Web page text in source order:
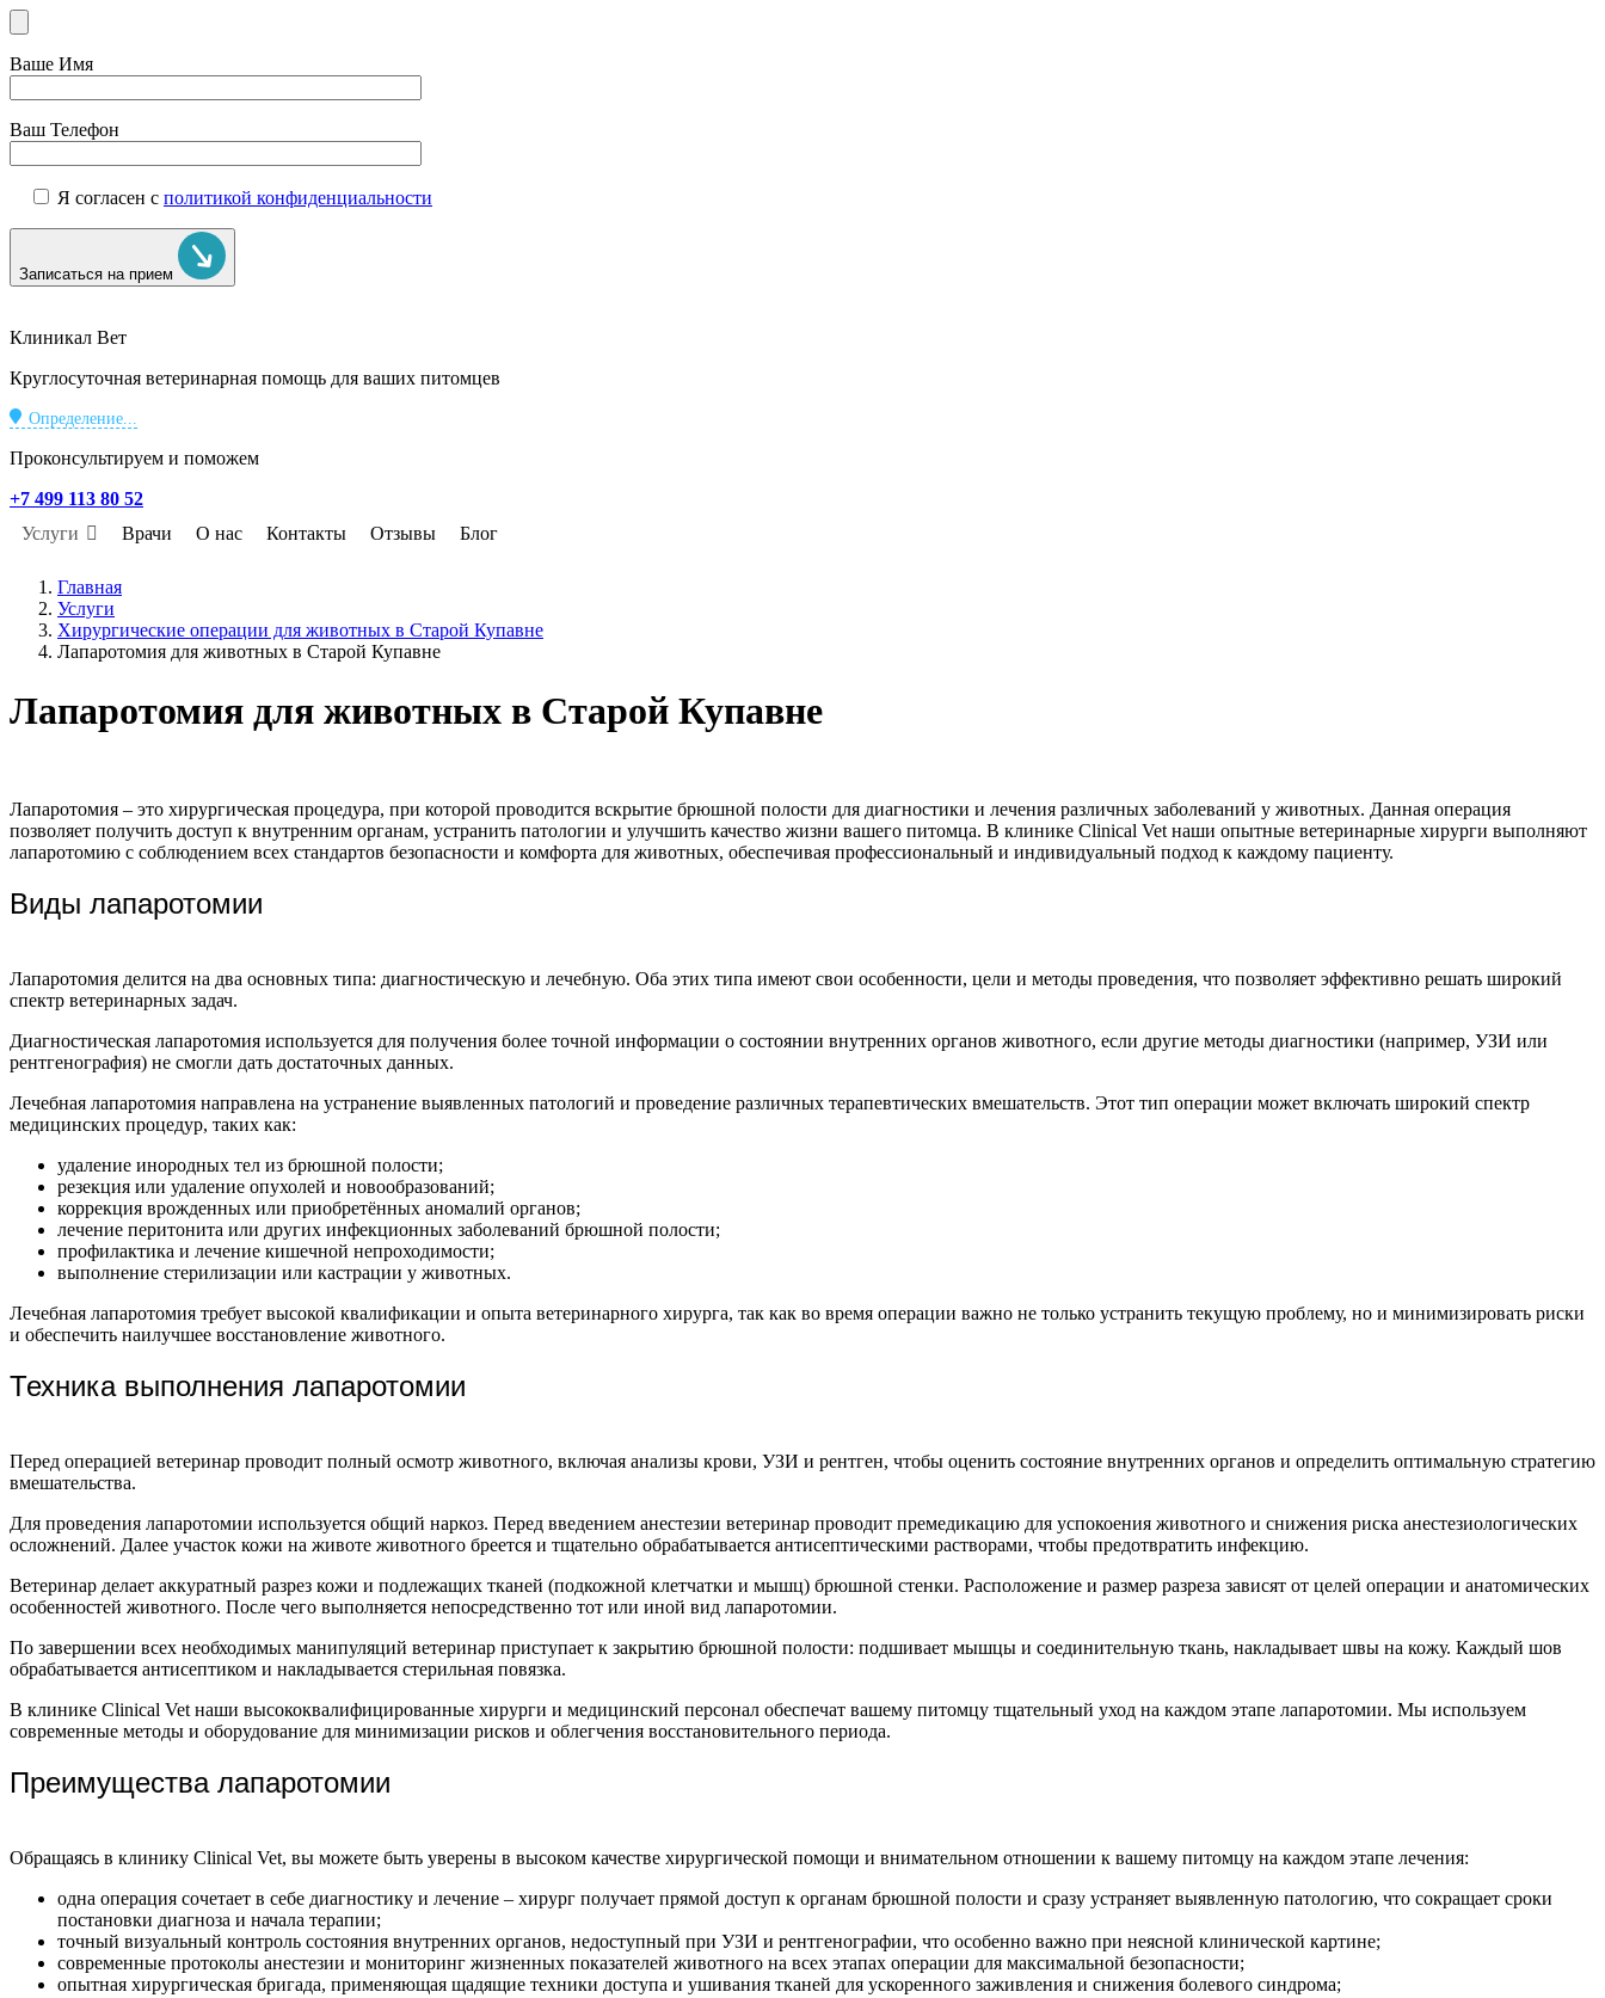
Ваше Имя
Ваш Телефон
Я согласен с политикой конфиденциальности
Записаться на прием
Клиникал Вет
Круглосуточная ветеринарная помощь для ваших питомцев
Определение...
Проконсультируем и поможем
+7 499 113 80 52
Услуги
Врачи О нас Контакты Отзывы Блог
Главная
Услуги
Хирургические операции для животных в Старой Купавне
Лапаротомия для животных в Старой Купавне
Лапаротомия для животных в Старой Купавне
Лапаротомия – это хирургическая процедура, при которой проводится вскрытие брюшной полости для диагностики и лечения различных заболеваний у животных. Данная операция
позволяет получить доступ к внутренним органам, устранить патологии и улучшить качество жизни вашего питомца. В клинике Clinical Vet наши опытные ветеринарные хирурги выполняют
лапаротомию с соблюдением всех стандартов безопасности и комфорта для животных, обеспечивая профессиональный и индивидуальный подход к каждому пациенту.
Виды лапаротомии
Лапаротомия делится на два основных типа: диагностическую и лечебную. Оба этих типа имеют свои особенности, цели и методы проведения, что позволяет эффективно решать широкий
спектр ветеринарных задач.
Диагностическая лапаротомия используется для получения более точной информации о состоянии внутренних органов животного, если другие методы диагностики (например, УЗИ или
рентгенография) не смогли дать достаточных данных.
Лечебная лапаротомия направлена на устранение выявленных патологий и проведение различных терапевтических вмешательств. Этот тип операции может включать широкий спектр
медицинских процедур, таких как:
удаление инородных тел из брюшной полости;
резекция или удаление опухолей и новообразований;
коррекция врожденных или приобретённых аномалий органов;
лечение перитонита или других инфекционных заболеваний брюшной полости;
профилактика и лечение кишечной непроходимости;
выполнение стерилизации или кастрации у животных.
Лечебная лапаротомия требует высокой квалификации и опыта ветеринарного хирурга, так как во время операции важно не только устранить текущую проблему, но и минимизировать риски
и обеспечить наилучшее восстановление животного.
Техника выполнения лапаротомии
Перед операцией ветеринар проводит полный осмотр животного, включая анализы крови, УЗИ и рентген, чтобы оценить состояние внутренних органов и определить оптимальную стратегию
вмешательства.
Для проведения лапаротомии используется общий наркоз. Перед введением анестезии ветеринар проводит премедикацию для успокоения животного и снижения риска анестезиологических
осложнений. Далее участок кожи на животе животного бреется и тщательно обрабатывается антисептическими растворами, чтобы предотвратить инфекцию.
Ветеринар делает аккуратный разрез кожи и подлежащих тканей (подкожной клетчатки и мышц) брюшной стенки. Расположение и размер разреза зависят от целей операции и анатомических
особенностей животного. После чего выполняется непосредственно тот или иной вид лапаротомии.
По завершении всех необходимых манипуляций ветеринар приступает к закрытию брюшной полости: подшивает мышцы и соединительную ткань, накладывает швы на кожу. Каждый шов
обрабатывается антисептиком и накладывается стерильная повязка.
В клинике Clinical Vet наши высококвалифицированные хирурги и медицинский персонал обеспечат вашему питомцу тщательный уход на каждом этапе лапаротомии. Мы используем
современные методы и оборудование для минимизации рисков и облегчения восстановительного периода.
Преимущества лапаротомии
Обращаясь в клинику Clinical Vet, вы можете быть уверены в высоком качестве хирургической помощи и внимательном отношении к вашему питомцу на каждом этапе лечения:
одна операция сочетает в себе диагностику и лечение – хирург получает прямой доступ к органам брюшной полости и сразу устраняет выявленную патологию, что сокращает сроки
постановки диагноза и начала терапии;
точный визуальный контроль состояния внутренних органов, недоступный при УЗИ и рентгенографии, что особенно важно при неясной клинической картине;
современные протоколы анестезии и мониторинг жизненных показателей животного на всех этапах операции для максимальной безопасности;
опытная хирургическая бригада, применяющая щадящие техники доступа и ушивания тканей для ускоренного заживления и снижения болевого синдрома;